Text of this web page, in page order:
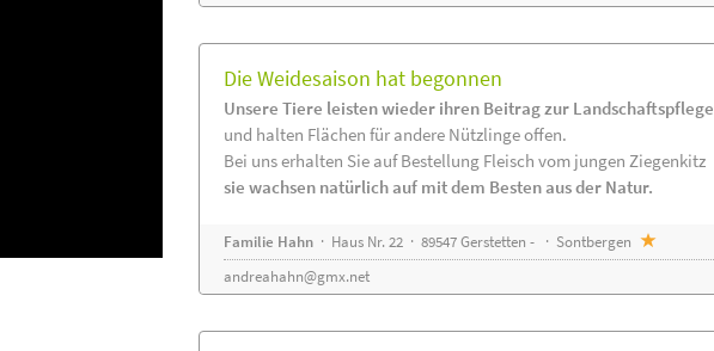
Die Weidesaison hat begonnen
Unsere Tiere leisten wieder ihren Beitrag zur Landschaftspflege
und halten Flächen für andere Nützlinge offen.
Bei uns erhalten Sie auf Bestellung Fleisch vom jungen Ziegenkitz
sie wachsen natürlich auf mit dem Besten aus der Natur.
Familie Hahn· Haus Nr. 22 · 89547 Gerstetten - · Sontbergen
andreahahn@gmx.net